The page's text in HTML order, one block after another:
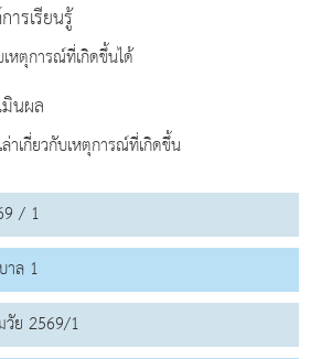
รเรียนรู้
หตุการณ์ที่เกิดขึ้นได้
นผล
าเกี่ยวกับเหตุการณ์ที่เกิดขึ้น
/ 1
ล 1
ย 2569/1